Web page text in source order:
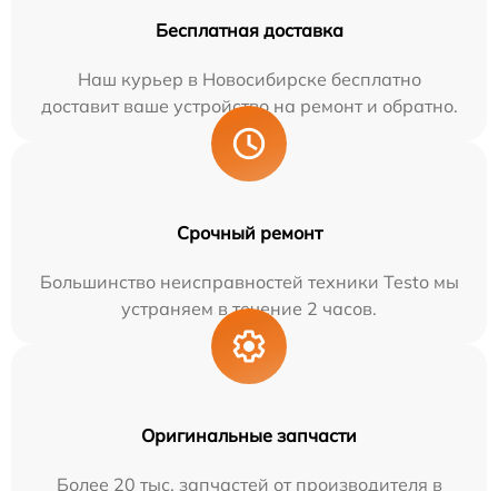
Бесплатная доставка
Наш курьер в Новосибирске бесплатно
доставит ваше устройство на ремонт и обратно.
Срочный ремонт
Большинство неисправностей техники Testo мы
устраняем в течение 2 часов.
Оригинальные запчасти
Более 20 тыс. запчастей от производителя в